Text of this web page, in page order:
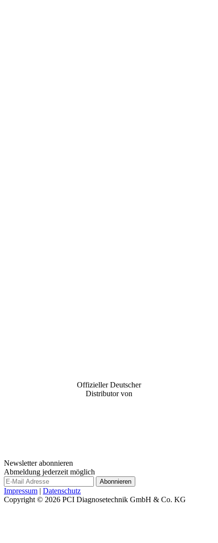
Offizieller Deutscher
Distributor von
Newsletter abonnieren
Abmeldung jederzeit möglich
Impressum | Datenschutz
Copyright © 2026 PCI Diagnosetechnik GmbH & Co. KG